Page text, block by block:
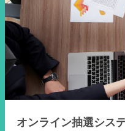
オンライン抽選シス